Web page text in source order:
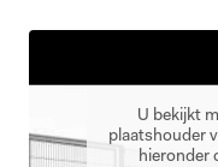
U bekijkt
plaatshouder
hieronder